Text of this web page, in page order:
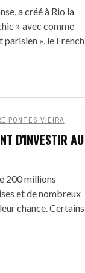
a créé à Rio la
» avec comme
», le French
PONTES VIEIRA
D'INVESTIR AU
200 millions
et de nombreux
chance. Certains